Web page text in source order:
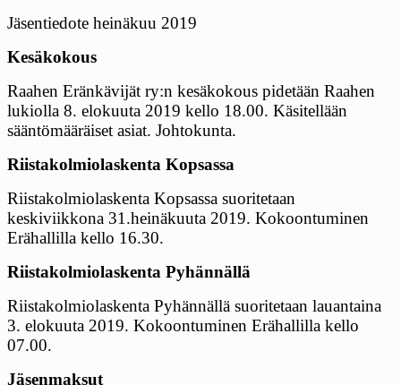
Jäsentiedote heinäkuu 2019
Kesäkokous
Raahen Eränkävijät ry:n kesäkokous pidetään Raahen
lukiolla 8. elokuuta 2019 kello 18.00. Käsitellään
sääntömääräiset asiat. Johtokunta.
Riistakolmiolaskenta Kopsassa
Riistakolmiolaskenta Kopsassa suoritetaan
keskiviikkona 31.heinäkuuta 2019. Kokoontuminen
Erähallilla kello 16.30.
Riistakolmiolaskenta Pyhännällä
Riistakolmiolaskenta Pyhännällä suoritetaan lauantaina
3. elokuuta 2019. Kokoontuminen Erähallilla kello
07.00.
Jäsenmaksut